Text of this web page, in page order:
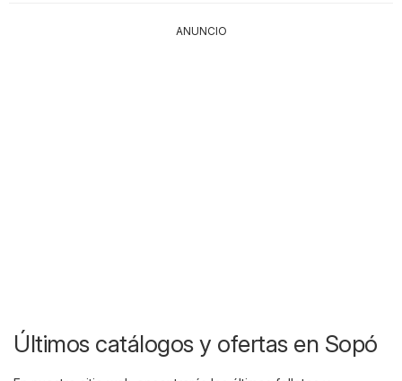
ANUNCIO
Últimos catálogos y ofertas en Sopó